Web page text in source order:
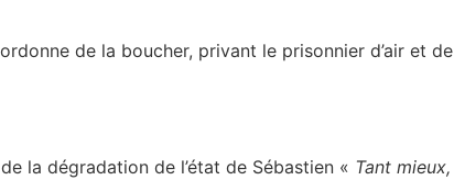
de la boucher, privant le prisonnier d’air et
la dégradation de l’état de Sébastien « Tant